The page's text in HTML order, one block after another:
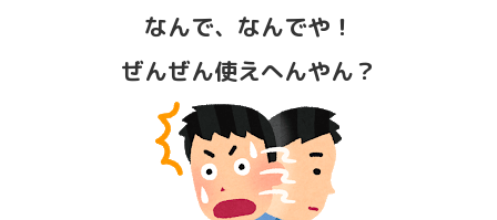
なんで、なんでや！
ぜんぜん使えへんやん？